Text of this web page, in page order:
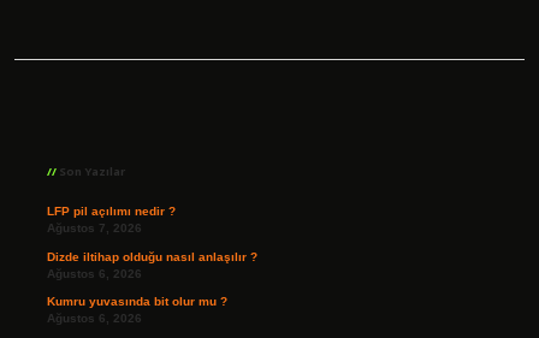
Son Yazılar
LFP pil açılımı nedir ?
Ağustos 7, 2026
Dizde iltihap olduğu nasıl anlaşılır ?
Ağustos 6, 2026
Kumru yuvasında bit olur mu ?
Ağustos 6, 2026